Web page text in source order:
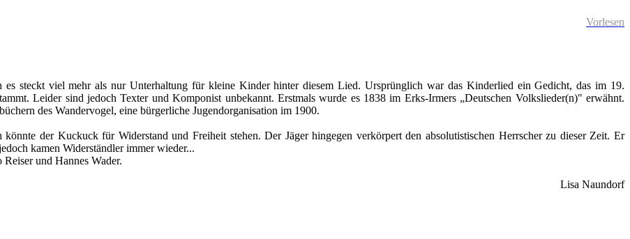
Vorlesen
es steckt viel mehr als nur Unterhaltung für kleine Kinder hinter diesem Lied. Ursprünglich war das Kinderlied ein Gedicht, das im 19.
Leider sind jedoch Texter und Komponist unbekannt. Erstmals wurde es 1838 im Erks-Irmers „Deutschen Volkslieder(n)" erwähnt.
des Wandervogel, eine bürgerliche Jugendorganisation im 1900.
der Kuckuck für Widerstand und Freiheit stehen. Der Jäger hingegen verkörpert den absolutistischen Herrscher zu dieser Zeit. Er
kamen Widerständler immer wieder...
und Hannes Wader.
Lisa Naundorf